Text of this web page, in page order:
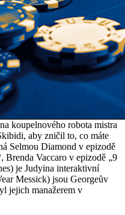
koupelnového robota mistra
aby zničil to, co máte
Selmou Diamond v epizodě
Brenda Vaccaro v epizodě „9
je Judyina interaktivní
Messick) jsou Georgeův
jejich manažerem v